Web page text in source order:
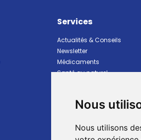
Nous
Nous utilisons
Services
Actualités & Conseils
Newsletter
Médicaments
Santé au naturel
Bébé et maman
Animaux